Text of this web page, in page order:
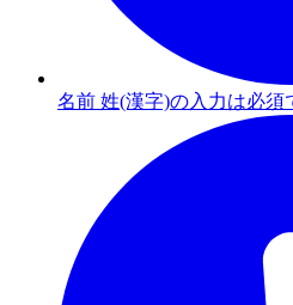
名前 姓(漢字)の入力は必須